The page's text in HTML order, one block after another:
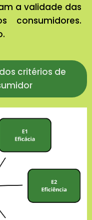
a validade das
consumidores.
critérios de